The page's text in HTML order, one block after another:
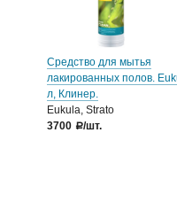
Средство для мытья
лакированных полов.
л, Клинер.
Eukula, Strato
3700
a/шт.